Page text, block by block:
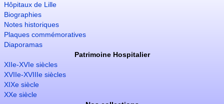
Hôpitaux de Lille
Biographies
Notes historiques
Plaques commémoratives
Diaporamas
Patrimoine Hospitalier
XIIe-XVIe siècles
XVIIe-XVIIIe siècles
XIXe siècle
XXe siècle